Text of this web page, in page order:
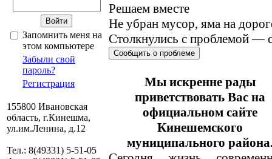
Запомнить меня на
этом компьютере
Забыли свой
пароль?
Регистрация
155800 Ивановская
область, г.Кинешма,
ул.им.Ленина, д.12
Тел.: 8(49331) 5-51-05
Решаем вместе
Не убран мусор, яма на
Столкнулись с проблемой —
Сообщить о проблеме
Мы искренне рады
приветствовать Вас на
официальном сайте
Кинешемского
муниципального